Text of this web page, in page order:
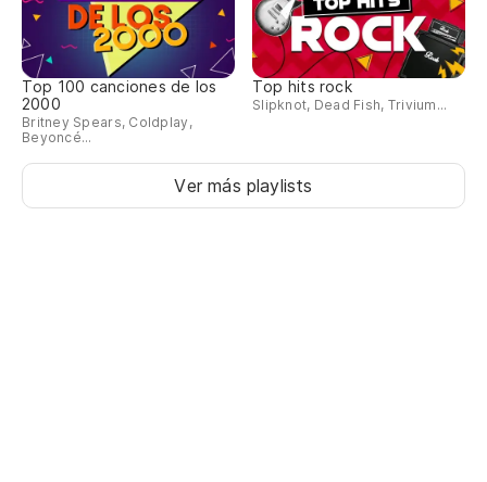
Top 100 canciones de los
2000
Britney Spears, Coldplay,
Beyoncé...
Top hits rock
Slipknot, Dead Fish, Trivium...
Ver más playlists